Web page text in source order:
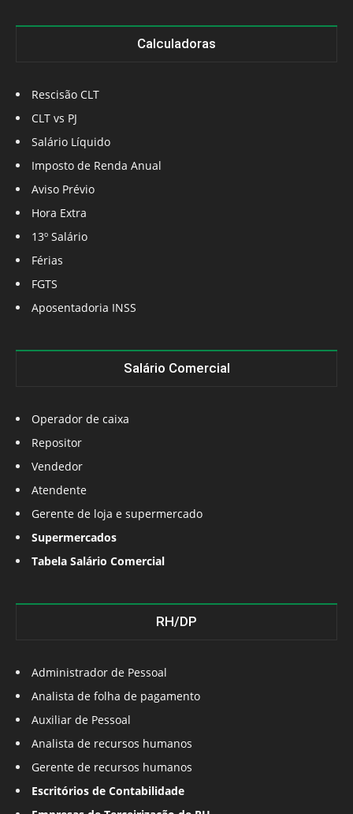
Calculadoras
Rescisão CLT
CLT vs PJ
Salário Líquido
Imposto de Renda Anual
Aviso Prévio
Hora Extra
13º Salário
Férias
FGTS
Aposentadoria INSS
Salário Comercial
Operador de caixa
Repositor
Vendedor
Atendente
Gerente de loja e supermercado
Supermercados
Tabela Salário Comercial
RH/DP
Administrador de Pessoal
Analista de folha de pagamento
Auxiliar de Pessoal
Analista de recursos humanos
Gerente de recursos humanos
Escritórios de Contabilidade